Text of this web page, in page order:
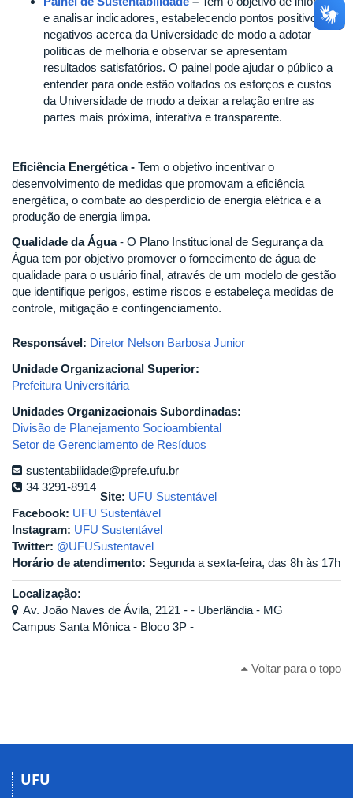
e analisar indicadores, estabelecendo pontos positivos e
negativos acerca da Universidade de modo a adotar
políticas de melhoria e observar se apresentam
resultados satisfatórios. O painel pode ajudar o público a
entender para onde estão voltados os esforços e custos
da Universidade de modo a deixar a relação entre as
partes mais próxima, interativa e transparente.
Eficiência Energética - Tem o objetivo incentivar o
desenvolvimento de medidas que promovam a eficiência
energética, o combate ao desperdício de energia elétrica e a
produção de energia limpa.
Qualidade da Água- O Plano Institucional de Segurança da
Água tem por objetivo promover o fornecimento de água de
qualidade para o usuário final, através de um modelo de gestão
que identifique perigos, estime riscos e estabeleça medidas de
controle, mitigação e contingenciamento.
Responsável: Diretor Nelson Barbosa Junior
Unidade Organizacional Superior:
Prefeitura Universitária
Unidades Organizacionais Subordinadas:
Divisão de Planejamento Socioambiental
Setor de Gerenciamento de Resíduos
sustentabilidade@prefe.ufu.br
34 3291-8914
Site: UFU Sustentável
Facebook: UFU Sustentável
Instagram: UFU Sustentável
Twitter: @UFUSustentavel
Horário de atendimento: Segunda a sexta-feira, das 8h às 17h
Localização:
Av. João Naves de Ávila, 2121 - - Uberlândia - MG
Campus Santa Mônica - Bloco 3P -
Voltar para o topo
UFU